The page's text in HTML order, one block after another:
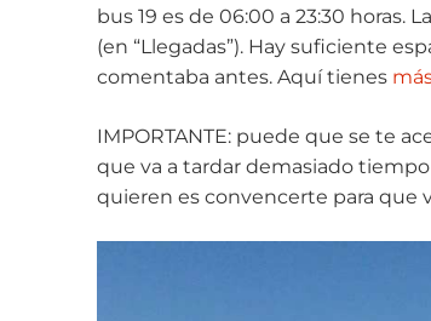
bus 19 es de 06:00 a 23:30 horas.
(en “Llegadas”). Hay suficiente
comentaba antes. Aquí tienes
IMPORTANTE: puede que se te
que va a tardar demasiado
quieren es convencerte para que